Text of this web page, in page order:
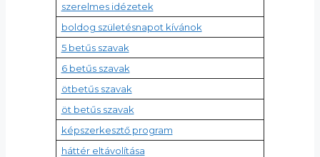
szerelmes idézetek
boldog születésnapot kívánok
5 betűs szavak
6 betűs szavak
ötbetűs szavak
öt betűs szavak
képszerkesztő program
háttér eltávolítása